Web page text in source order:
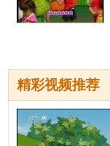
精彩视频推荐